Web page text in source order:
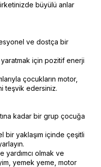
büyülü anlar
ve dostça bir
için pozitif enerji
çocukların motor,
teşvik edersiniz.
kadar bir grup çocuğa
bir yaklaşım içinde çeşitli
yardımcı olmak ve
yemek yeme, motor